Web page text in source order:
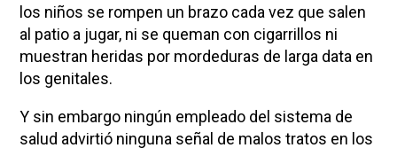
los niños se rompen un brazo cada vez que salen
al patio a jugar, ni se queman con cigarrillos ni
muestran heridas por mordeduras de larga data en
los genitales.
Y sin embargo ningún empleado del sistema de
salud advirtió ninguna señal de malos tratos en los